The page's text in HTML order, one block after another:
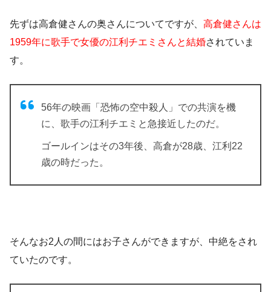
先ずは高倉健さんの奥さんについてですが、 高倉健さんは
1959年に歌手で女優の江利チエミさんと結婚されていま
す。
56年の映画「恐怖の空中殺人」での共演を機
に、歌手の江利チエミと急接近 したのだ。
ゴールインはその3年後、高倉が28歳、江利22
歳の時だった。
そんなお2人の間にはお子さんができますが、中絶をされ
ていたのです。